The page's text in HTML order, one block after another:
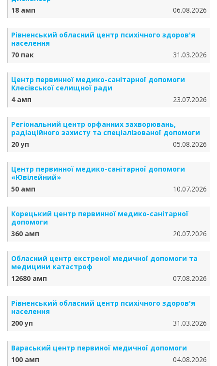
18 амп
06.08.2026
Рівненський обласний центр психічного здоров'я
населення
70 пак
31.03.2026
Центр первинної медико-санітарної допомоги
Клесівської селищної ради
4 амп
23.07.2026
Регіональний центр орфанних захворювань,
радіаційного захисту та спеціалізованої допомоги
20 уп
05.08.2026
Центр первинної медико-санітарної допомоги
«Ювілейний»
50 амп
10.07.2026
Корецький центр первинної медико-санітарної
допомоги
360 амп
20.07.2026
Обласний центр екстреної медичної допомоги та
медицини катастроф
12680 амп
07.08.2026
Рівненський обласний центр психічного здоров'я
населення
200 уп
31.03.2026
Вараський центр первиної медичної допомоги
100 амп
04.08.2026